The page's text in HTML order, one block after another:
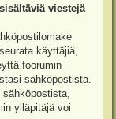
viestejä
käyttäjiä,
foorumin
sähköpostista.
ylläpitäjä voi